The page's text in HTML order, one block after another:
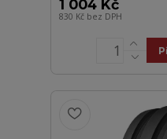
1 004 Kč
830 Kč bez DPH